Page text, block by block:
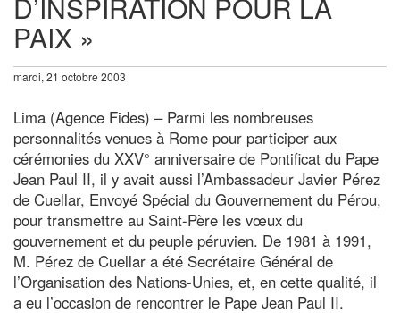
PAIX »
mardi, 21 octobre 2003
Lima (Agence Fides) – Parmi les nombreuses
personnalités venues à Rome pour participer aux
cérémonies du XXV° anniversaire de Pontificat du Pape
Jean Paul II, il y avait aussi l’Ambassadeur Javier Pérez
de Cuellar, Envoyé Spécial du Gouvernement du Pérou,
pour transmettre au Saint-Père les vœux du
gouvernement et du peuple péruvien. De 1981 à 1991,
M. Pérez de Cuellar a été Secrétaire Général de
l’Organisation des Nations-Unies, et, en cette qualité, il
a eu l’occasion de rencontrer le Pape Jean Paul II.